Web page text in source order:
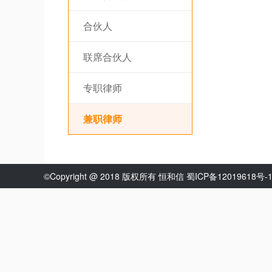
合伙人
联席合伙人
专职律师
兼职律师
©Copyright @ 2018 版权所有 恒和信 蜀ICP备12019618号-1